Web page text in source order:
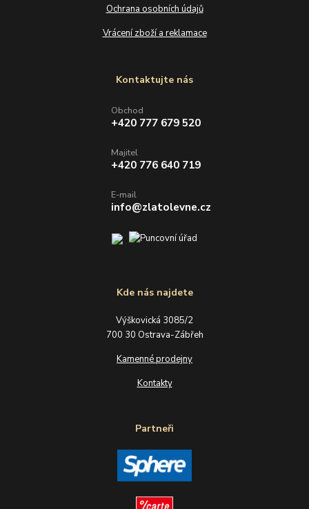
Ochrana osobních údajů
Vrácení zboží a reklamace
Kde nás najdete
Výškovická 3085/2
700 30 Ostrava-Zábřeh
Kamenné prodejny
Kontakty
Partneři
Kontaktujte nás
Obchod
+420 777 679 520
Majitel
+420 776 640 719
E-mail
info@zlatolevne.cz